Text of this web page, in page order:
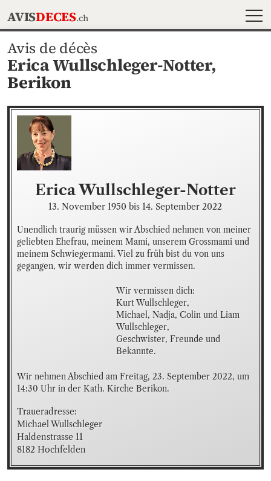
AVISDECES.ch
Avis de décès
Erica Wullschleger-Notter,
Berikon
EricaWullschleger-Notter
13. November 1950 bis14. September 2022
Unendlich traurig müssen wir Abschied nehmen von meiner
geliebten Ehefrau, meinem Mami, unserem Grossmami und
meinem Schwiegermami. Viel zu früh bist du von uns
gegangen, wir werden dich immer vermissen.
Wir vermissen dich:
Kurt Wullschleger,
Michael, Nadja, Colin und Liam
Wullschleger,
Geschwister, Freunde und
Bekannte.
Wir nehmen Abschied am Freitag, 23. September 2022, um
14:30 Uhr in der Kath. Kirche Berikon.
Traueradresse:
Michael Wullschleger
Haldenstrasse 11
8182 Hochfelden